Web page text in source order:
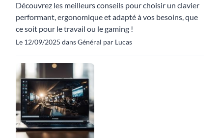
Découvrez les meilleurs conseils pour choisir un clavier
performant, ergonomique et adapté à vos besoins, que
ce soit pour le travail ou le gaming !
Le 12/09/2025 dans Général par Lucas